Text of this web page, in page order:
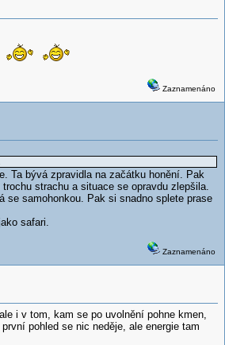
Zaznamenáno
Ta bývá zpravidla na začátku honění. Pak
strachu a situace se opravdu zlepšila.
samohonkou. Pak si snadno splete prase
safari.
Zaznamenáno
i v tom, kam se po uvolnění pohne kmen,
pohled se nic neděje, ale energie tam